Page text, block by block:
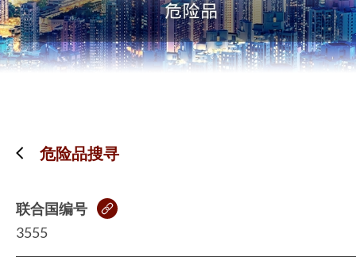
危险品搜寻
联合国编号
3555